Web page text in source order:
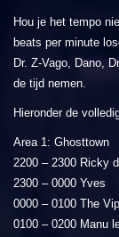
Hou je het tempo
beats per minute
Dr. Z-Vago, Dano,
de tijd nemen.
Hieronder de
Area 1: Ghosttown
2200 – 2300 Ricky
2300 – 0000 Yves
0000 – 0100 The
0100 – 0200 Manu